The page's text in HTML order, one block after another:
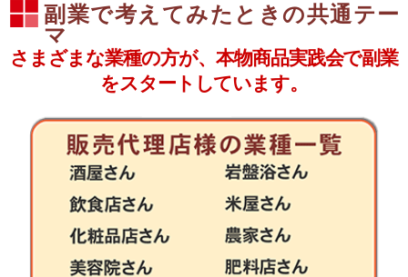
副業で考えてみたときの共通テー
マ
さまざまな業種の方が、本物商品実践会で副業
をスタートしています。